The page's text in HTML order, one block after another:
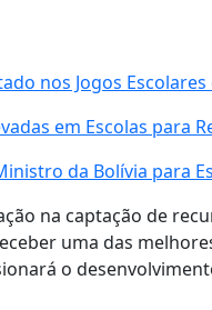
nos Jogos
em Escolas para
da Bolívia para
na captação de
uma das
o